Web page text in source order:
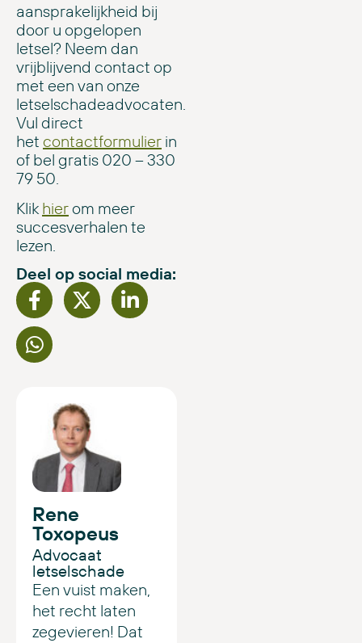
aansprakelijkheid bij
door u opgelopen
letsel? Neem dan
vrijblijvend contact op
met een van onze
letselschadeadvocaten.
Vul direct
het contactformulier in
of bel gratis 020 – 330
79 50.
Klik hier om meer
succesverhalen te
lezen.
Deel op social media:
Rene
Toxopeus
Advocaat
letselschade
Een vuist maken,
het recht laten
zegevieren! Dat